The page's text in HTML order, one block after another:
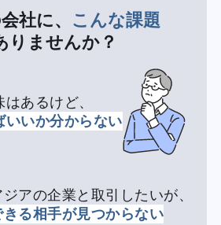
社に、 こんな課題
りませんか？
あるけど、
いいか分からない
アの企業と取引したいが、
る相手が見つからない